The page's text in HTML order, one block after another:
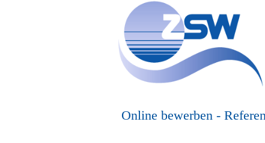
Online bewerben -